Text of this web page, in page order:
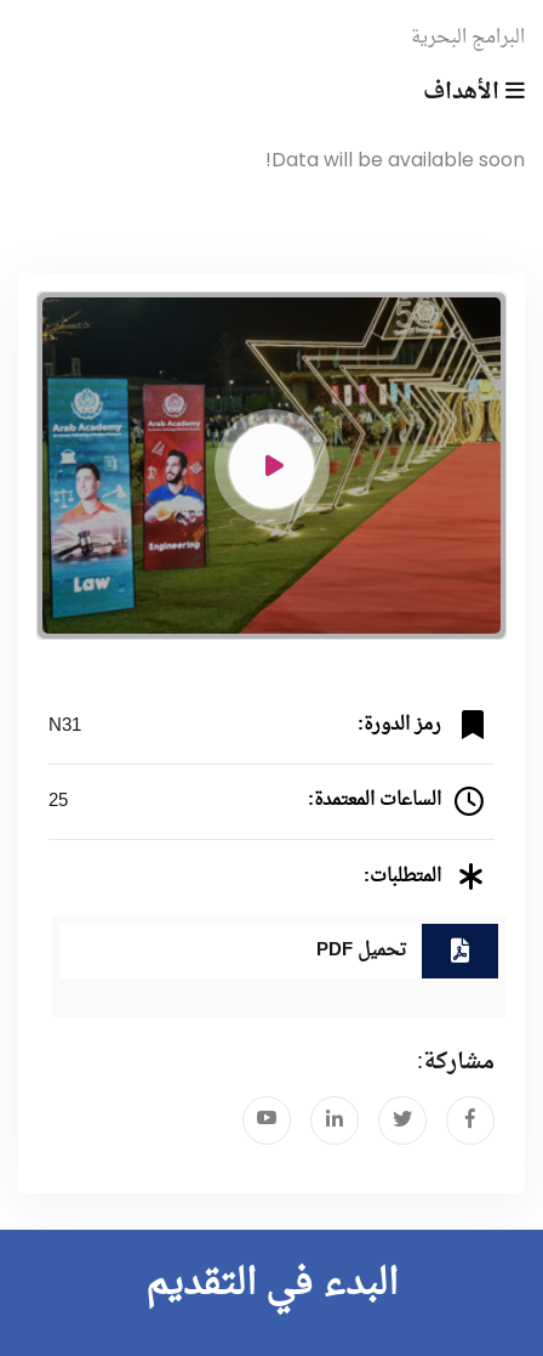
البرامج البحرية
الأهداف
Data will be available soon!
رمز الدورة: N31
الساعات المعتمدة: 25
المتطلبات:
تحميل PDF
مشاركة:
البدء في التقديم